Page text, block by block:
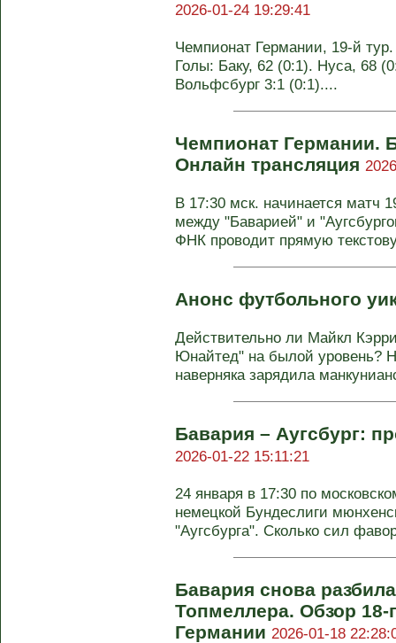
2026-01-24 19:29:41
Чемпионат Германии, 19-й
Голы: Баку, 62 (0:1). Нуса, 68
Вольфсбург 3:1 (0:1)....
Чемпионат Германии.
Онлайн трансляция
В 17:30 мск. начинается матч
между "Баварией" и
ФНК проводит прямую
Анонс футбольного
Действительно ли Майкл
Юнайтед" на былой уровень?
наверняка зарядила
Бавария – Аугсбург:
2026-01-22 15:11:21
24 января в 17:30 по
немецкой Бундеслиги
"Аугсбурга". Сколько сил
Бавария снова
Топмеллера. Обзор 18-
Германии 2026-01-18